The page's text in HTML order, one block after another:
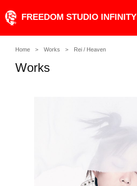
to
FREEDOM STUDIO INFINITY
Home Works Rei / Heaven
Works